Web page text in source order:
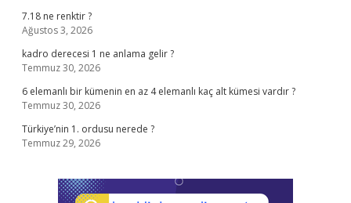
7.18 ne renktir ?
Ağustos 3, 2026
kadro derecesi 1 ne anlama gelir ?
Temmuz 30, 2026
6 elemanlı bir kümenin en az 4 elemanlı kaç alt kümesi vardır ?
Temmuz 30, 2026
Türkiye’nin 1. ordusu nerede ?
Temmuz 29, 2026